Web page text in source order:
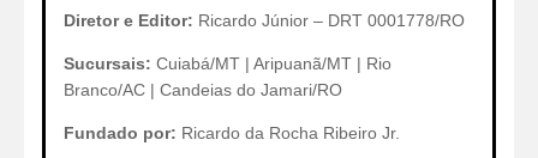
Diretor e Editor: Ricardo Júnior – DRT 0001778/RO
Sucursais: Cuiabá/MT | Aripuanã/MT | Rio
Branco/AC | Candeias do Jamari/RO
Fundado por: Ricardo da Rocha Ribeiro Jr.